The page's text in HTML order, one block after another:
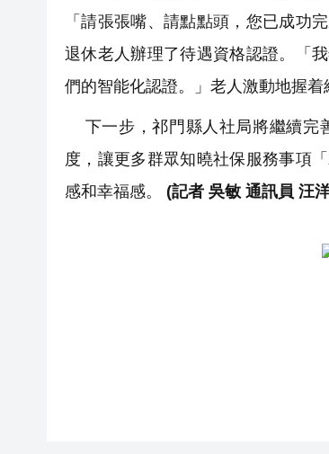
「請張張嘴、請點點頭，您已成功
退休老人辦理了待遇資格認證。「
們的智能化認證。」老人激動地握着
下一步，祁門縣人社局將繼續完
度，讓更多群眾知曉社保服務事項
感和幸福感。
(記者 吳敏 通訊員 汪